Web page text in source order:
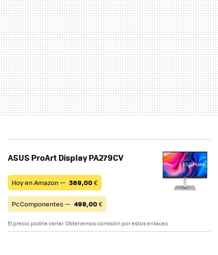
ASUS ProArt Display PA279CV
Hoy en Amazon — 369,00€
PcComponentes — 499,00€
El precio podría variar. Obtenemos comisión por estos enlaces